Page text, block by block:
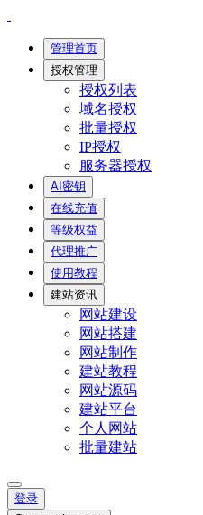
管理首页
授权管理
授权列表
域名授权
批量授权
IP授权
服务器授权
AI密钥
在线充值
等级权益
代理推广
使用教程
建站资讯
网站建设
网站搭建
网站制作
建站教程
网站源码
建站平台
个人网站
批量建站
登录